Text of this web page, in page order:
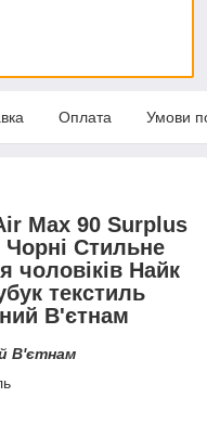
Оплата Умови
Max 90 Surplus
Стильне
чоловіків Найк
текстиль
В'єтнам
В'єтнам